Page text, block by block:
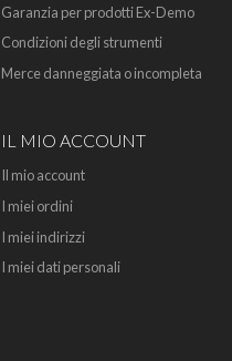
Garanzia per prodotti Ex-Demo
Condizioni degli strumenti
Merce danneggiata o incompleta
IL MIO ACCOUNT
Il mio account
I miei ordini
I miei indirizzi
I miei dati personali